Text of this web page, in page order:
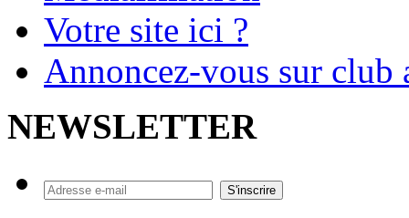
Votre site ici ?
Annoncez-vous sur
NEWSLETTER